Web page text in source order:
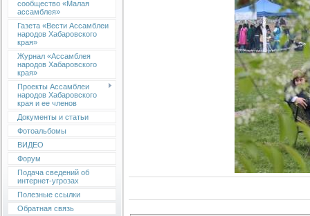
сообщество «Малая
ассамблея»
Газета «Вести Ассамблеи
народов Хабаровского
края»
Журнал «Ассамблея
народов Хабаровского
края»
Проекты Ассамблеи
народов Хабаровского
края и ее членов
Документы и статьи
Фотоальбомы
ВИДЕО
Форум
Подача сведений об
интернет-угрозах
Полезные ссылки
Обратная связь